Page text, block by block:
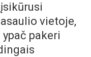
vietoje,
pakeri